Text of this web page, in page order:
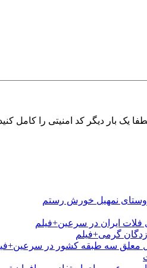
یک بار دیگر کد امنیتی را کامل